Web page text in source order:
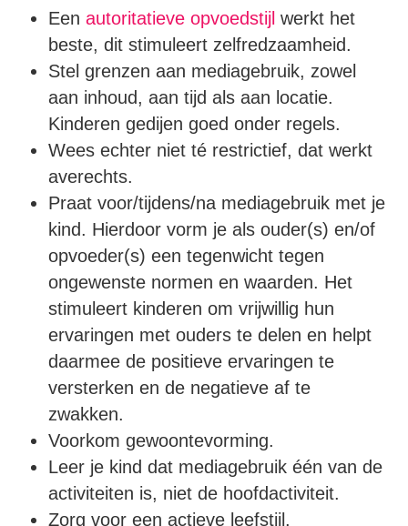
Een autoritatieve opvoedstijl werkt het
beste, dit stimuleert zelfredzaamheid.
Stel grenzen aan mediagebruik, zowel
aan inhoud, aan tijd als aan locatie.
Kinderen gedijen goed onder regels.
Wees echter niet té restrictief, dat werkt
averechts.
Praat voor/tijdens/na mediagebruik met je
kind. Hierdoor vorm je als ouder(s) en/of
opvoeder(s) een tegenwicht tegen
ongewenste normen en waarden. Het
stimuleert kinderen om vrijwillig hun
ervaringen met ouders te delen en helpt
daarmee de positieve ervaringen te
versterken en de negatieve af te
zwakken.
Voorkom gewoontevorming.
Leer je kind dat mediagebruik één van de
activiteiten is, niet de hoofdactiviteit.
Zorg voor een actieve leefstijl.